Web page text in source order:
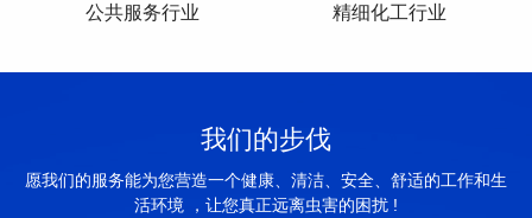
公共服务行业 精细化工行业
我们的步伐
愿我们的服务能为您营造一个健康、清洁、安全、舒适的工作和生
活环境 ，让您真正远离虫害的困扰 !